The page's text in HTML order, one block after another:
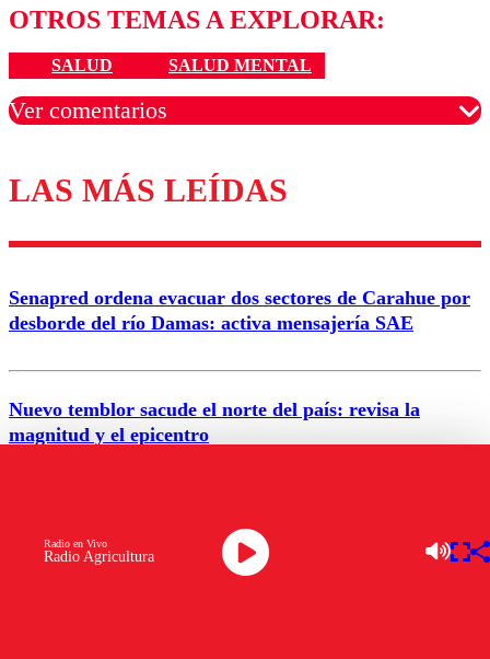
OTROS TEMAS A EXPLORAR:
SALUD SALUD MENTAL
Ver comentarios
Los comentarios son moderados para garantizar un
diálogo respetuoso.
Correo
Enviar comentario
LAS MÁS LEÍDAS
Senapred ordena evacuar dos sectores de Carahue por
desborde del río Damas: activa mensajería SAE
Nuevo temblor sacude el norte del país: revisa la
magnitud y el epicentro
Temprana Preventiva en tres comunas
Radio Agricultura
Radio en Vivo